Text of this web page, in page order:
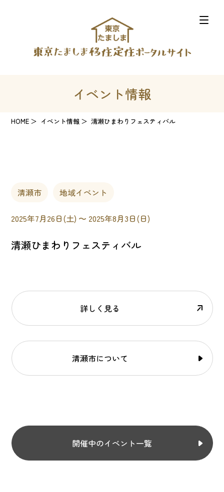
イベント情報
HOME イベント情報 清瀬ひまわりフェスティバル
清瀬市 地域イベント
2025年7月26日(土) 〜 2025年8月3日(日)
清瀬ひまわりフェスティバル
詳しく見る
清瀬市について
開催中のイベント一覧